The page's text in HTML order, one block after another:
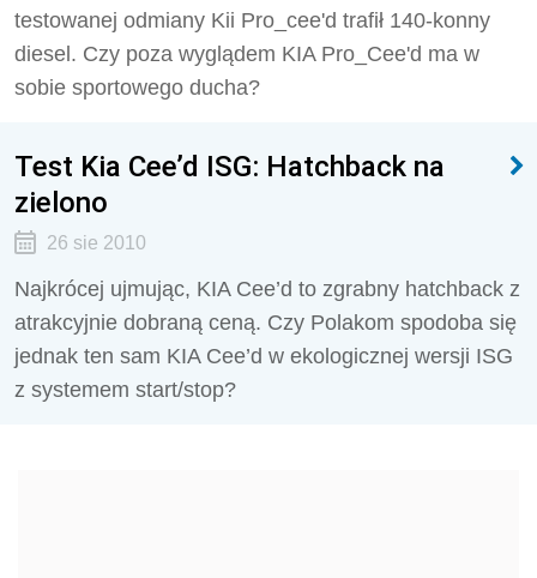
testowanej odmiany Kii Pro_cee'd trafił 140-konny
diesel. Czy poza wyglądem KIA Pro_Cee'd ma w
sobie sportowego ducha?
Test Kia Cee’d ISG: Hatchback na
zielono
26 sie 2010
Najkrócej ujmując, KIA Cee’d to zgrabny hatchback z
atrakcyjnie dobraną ceną. Czy Polakom spodoba się
jednak ten sam KIA Cee’d w ekologicznej wersji ISG
z systemem start/stop?